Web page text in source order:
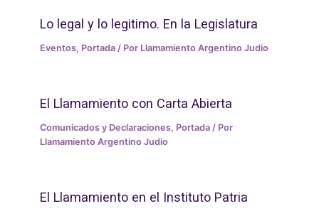
Lo legal y lo legitimo. En la Legislatura
Eventos, Portada / Por Llamamiento Argentino Judio
El Llamamiento con Carta Abierta
Comunicados y Declaraciones, Portada / Por
Llamamiento Argentino Judio
El Llamamiento en el Instituto Patria